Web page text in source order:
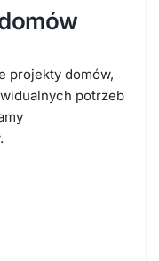
projekty domów,
potrzeb